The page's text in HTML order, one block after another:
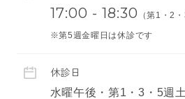
17:00 - 18:30 （第1・2
※第5週金曜日は休診です
休診日
水曜午後・第1・3・5週